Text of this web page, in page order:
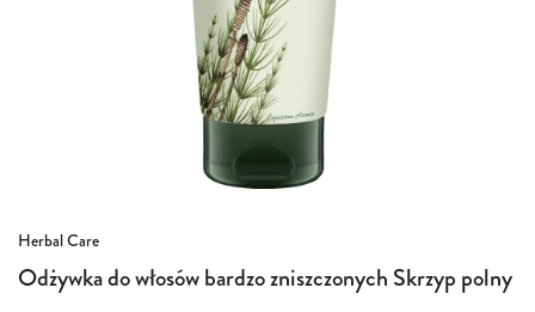
Herbal Care
Odżywka do włosów bardzo zniszczonych Skrzyp polny
Przejdź
na
początek